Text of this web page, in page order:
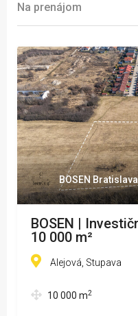
Na prenájom
BOSEN Bratislava
BOSEN | Investičný
10 000 m²
Alejová, Stupava
10 000 m2